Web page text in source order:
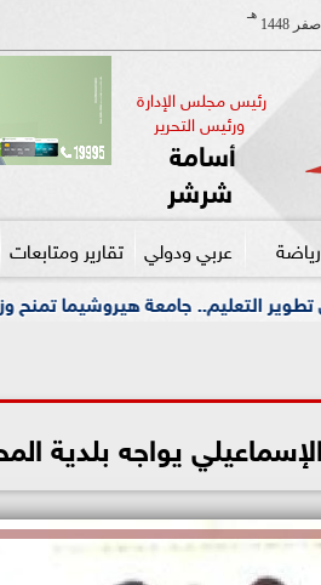
هـ
رئيس مجلس الإدارة
ورئيس التحرير
أسامة
شرشر
رياضة عربي ودولي تقارير ومتابعات
هيروشيما تمنح وزير التعليم
الإسماعيلي يواجه بلدية